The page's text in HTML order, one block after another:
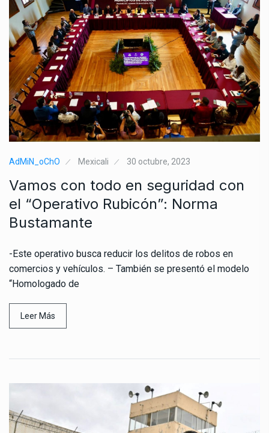
AdMiN_oChO Mexicali 30 octubre, 2023
Vamos con todo en seguridad con
el “Operativo Rubicón”: Norma
Bustamante
-Este operativo busca reducir los delitos de robos en
comercios y vehículos. – También se presentó el modelo
“Homologado de
Leer Más